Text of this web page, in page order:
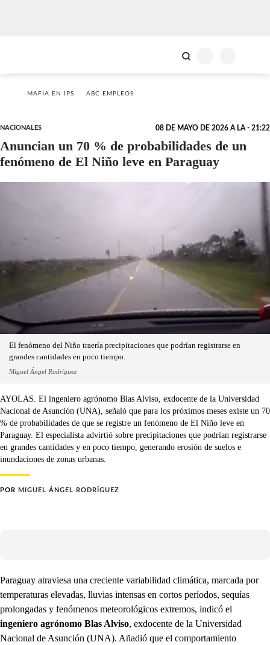
MAFIA EN IPS ABC EMPLEOS
NACIONALES 08 DE MAYO DE 2026 A LA - 21:22
Anuncian un 70 % de probabilidades de un
fenómeno de El Niño leve en Paraguay
El fenómeno del Niño traería precipitaciones que podrían registrarse en
grandes cantidades en poco tiempo.
Miguel Ángel Rodríguez
AYOLAS. El ingeniero agrónomo Blas Alviso, exdocente de la Universidad
Nacional de Asunción (UNA), señaló que para los próximos meses existe un 70
% de probabilidades de que se registre un fenómeno de El Niño leve en
Paraguay. El especialista advirtió sobre precipitaciones que podrían registrarse
en grandes cantidades y en poco tiempo, generando erosión de suelos e
inundaciones de zonas urbanas.
POR MIGUEL ÁNGEL RODRÍGUEZ
Paraguay atraviesa una creciente variabilidad climática, marcada por
temperaturas elevadas, lluvias intensas en cortos períodos, sequías
prolongadas y fenómenos meteorológicos extremos, indicó el
ingeniero agrónomo Blas Alviso, exdocente de la Universidad
Nacional de Asunción (UNA). Añadió que el comportamiento